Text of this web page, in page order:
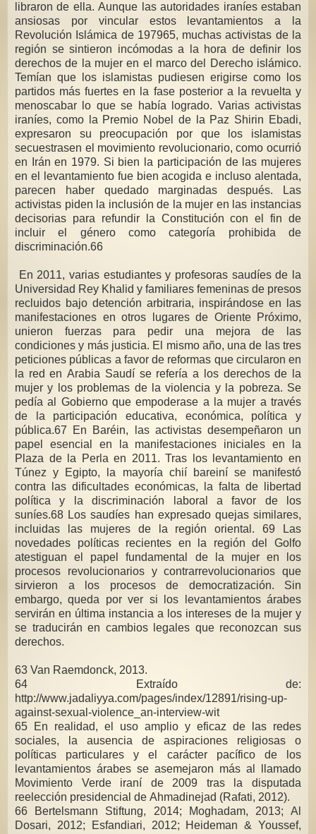
libraron de ella. Aunque las autoridades iraníes estaban
ansiosas por vincular estos levantamientos a la
Revolución Islámica de 197965, muchas activistas de la
región se sintieron incómodas a la hora de definir los
derechos de la mujer en el marco del Derecho islámico.
Temían que los islamistas pudiesen erigirse como los
partidos más fuertes en la fase posterior a la revuelta y
menoscabar lo que se había logrado. Varias activistas
iraníes, como la Premio Nobel de la Paz Shirin Ebadi,
expresaron su preocupación por que los islamistas
secuestrasen el movimiento revolucionario, como ocurrió
en Irán en 1979. Si bien la participación de las mujeres
en el levantamiento fue bien acogida e incluso alentada,
parecen haber quedado marginadas después. Las
activistas piden la inclusión de la mujer en las instancias
decisorias para refundir la Constitución con el fin de
incluir el género como categoría prohibida de
discriminación.66
En 2011, varias estudiantes y profesoras saudíes de la
Universidad Rey Khalid y familiares femeninas de presos
recluidos bajo detención arbitraria, inspirándose en las
manifestaciones en otros lugares de Oriente Próximo,
unieron fuerzas para pedir una mejora de las
condiciones y más justicia. El mismo año, una de las tres
peticiones públicas a favor de reformas que circularon en
la red en Arabia Saudí se refería a los derechos de la
mujer y los problemas de la violencia y la pobreza. Se
pedía al Gobierno que empoderase a la mujer a través
de la participación educativa, económica, política y
pública.67 En Baréin, las activistas desempeñaron un
papel esencial en la manifestaciones iniciales en la
Plaza de la Perla en 2011. Tras los levantamiento en
Túnez y Egipto, la mayoría chií bareiní se manifestó
contra las dificultades económicas, la falta de libertad
política y la discriminación laboral a favor de los
suníes.68 Los saudíes han expresado quejas similares,
incluidas las mujeres de la región oriental. 69 Las
novedades políticas recientes en la región del Golfo
atestiguan el papel fundamental de la mujer en los
procesos revolucionarios y contrarrevolucionarios que
sirvieron a los procesos de democratización. Sin
embargo, queda por ver si los levantamientos árabes
servirán en última instancia a los intereses de la mujer y
se traducirán en cambios legales que reconozcan sus
derechos.
63 Van Raemdonck, 2013.
64 Extraído de:
http://www.jadaliyya.com/pages/index/12891/rising-up-
against-sexual-violence_an-interview-wit
65 En realidad, el uso amplio y eficaz de las redes
sociales, la ausencia de aspiraciones religiosas o
políticas particulares y el carácter pacífico de los
levantamientos árabes se asemejaron más al llamado
Movimiento Verde iraní de 2009 tras la disputada
reelección presidencial de Ahmadinejad (Rafati, 2012).
66 Bertelsmann Stiftung, 2014; Moghadam, 2013; Al
Dosari, 2012; Esfandiari, 2012; Heideman & Youssef,